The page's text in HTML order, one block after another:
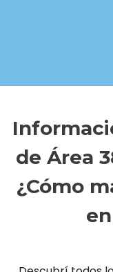
de Área
¿Cómo